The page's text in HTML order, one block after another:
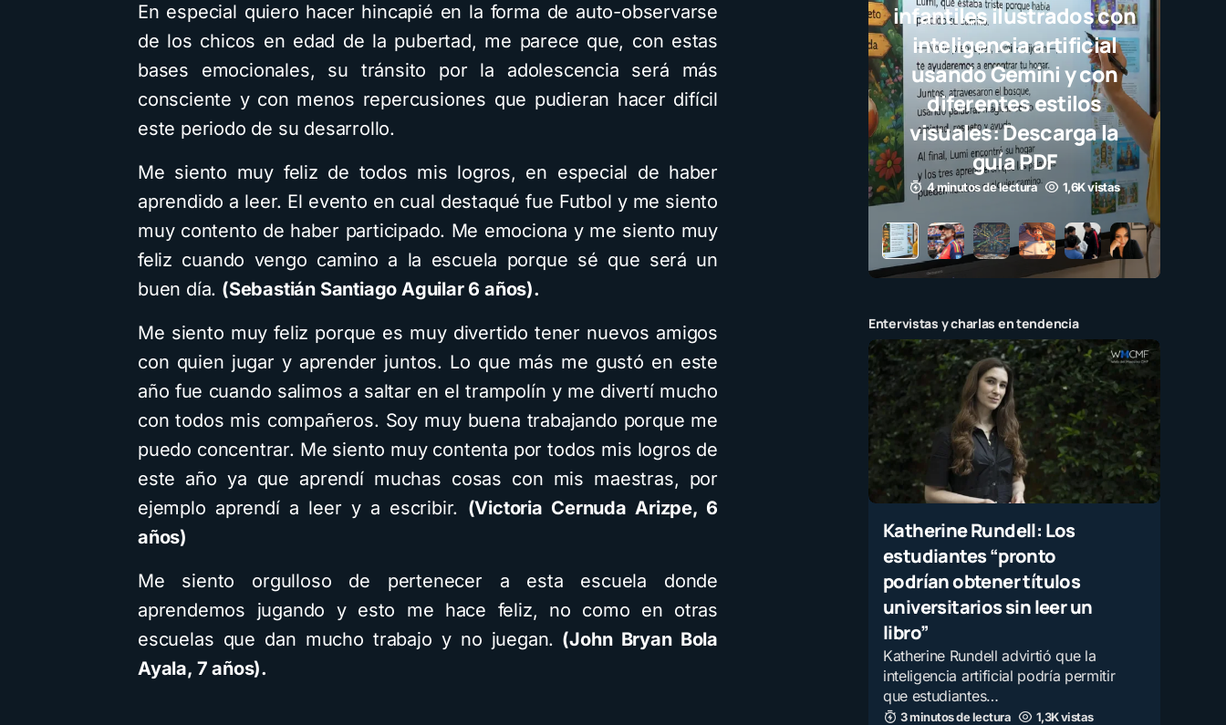
En especial quiero hacer hincapié en la forma de auto-observarse
de los chicos en edad de la pubertad, me parece que, con estas
bases emocionales, su tránsito por la adolescencia será más
consciente y con menos repercusiones que pudieran hacer difícil
este periodo de su desarrollo.
Me siento muy feliz de todos mis logros, en especial de haber
aprendido a leer. El evento en cual destaqué fue Futbol y me siento
muy contento de haber participado. Me emociona y me siento muy
feliz cuando vengo camino a la escuela porque sé que será un
buen día. (Sebastián Santiago Aguilar 6 años).
Me siento muy feliz porque es muy divertido tener nuevos amigos
con quien jugar y aprender juntos. Lo que más me gustó en este
año fue cuando salimos a saltar en el trampolín y me divertí mucho
con todos mis compañeros. Soy muy buena trabajando porque me
puedo concentrar. Me siento muy contenta por todos mis logros de
este año ya que aprendí muchas cosas con mis maestras, por
ejemplo aprendí a leer y a escribir. (Victoria Cernuda Arizpe, 6
años)
Me siento orgulloso de pertenecer a esta escuela donde
aprendemos jugando y esto me hace feliz, no como en otras
escuelas que dan mucho trabajo y no juegan. (John Bryan Bola
Ayala, 7 años).
infantiles ilustrados con
inteligencia artificial
usando Gemini y con
diferentes estilos
guía PDF
Entervistas y charlas en tendencia
Katherine Rundell: Los
estudiantes “pronto
podrían obtener títulos
universitarios sin leer un
libro”
Katherine Rundell advirtió que la
inteligencia artificial podría permitir
que estudiantes…
3 minutos de lectura 1,3K vistas